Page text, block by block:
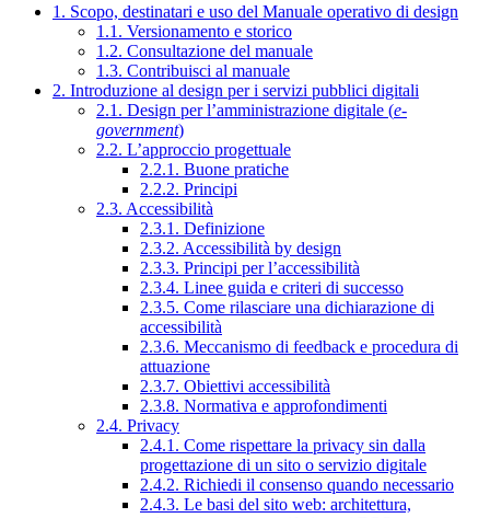
1. Scopo, destinatari e uso del Manuale operativo di design
1.1. Versionamento e storico
1.2. Consultazione del manuale
1.3. Contribuisci al manuale
2. Introduzione al design per i servizi pubblici digitali
2.1. Design per l’amministrazione digitale (e-
government)
2.2. L’approccio progettuale
2.2.1. Buone pratiche
2.2.2. Principi
2.3. Accessibilità
2.3.1. Definizione
2.3.2. Accessibilità by design
2.3.3. Principi per l’accessibilità
2.3.4. Linee guida e criteri di successo
2.3.5. Come rilasciare una dichiarazione di
accessibilità
2.3.6. Meccanismo di feedback e procedura di
attuazione
2.3.7. Obiettivi accessibilità
2.3.8. Normativa e approfondimenti
2.4. Privacy
2.4.1. Come rispettare la privacy sin dalla
progettazione di un sito o servizio digitale
2.4.2. Richiedi il consenso quando necessario
2.4.3. Le basi del sito web: architettura,